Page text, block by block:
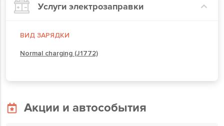
Услуги электрозаправки
ВИД ЗАРЯДКИ
Normal charging (J1772)
Акции и автособытия